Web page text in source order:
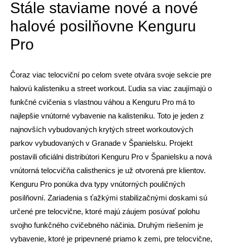
Stále staviame nové a nové
halové posilňovne Kenguru
Pro
Čoraz viac telocviční po celom svete otvára svoje sekcie pre
halovú kalisteniku a street workout. Ľudia sa viac zaujímajú o
funkčné cvičenia s vlastnou váhou a Kenguru Pro má to
najlepšie vnútorné vybavenie na kalisteniku. Toto je jeden z
najnovších vybudovaných krytých street workoutových
parkov vybudovaných v Granade v Španielsku. Projekt
postavili oficiálni distribútori Kenguru Pro v Španielsku a nová
vnútorná telocvičňa calisthenics je už otvorená pre klientov.
Kenguru Pro ponúka dva typy vnútorných pouličných
posilňovní. Zariadenia s ťažkými stabilizačnými doskami sú
určené pre telocvične, ktoré majú záujem posúvať polohu
svojho funkčného cvičebného náčinia. Druhým riešením je
vybavenie, ktoré je pripevnené priamo k zemi, pre telocvične,